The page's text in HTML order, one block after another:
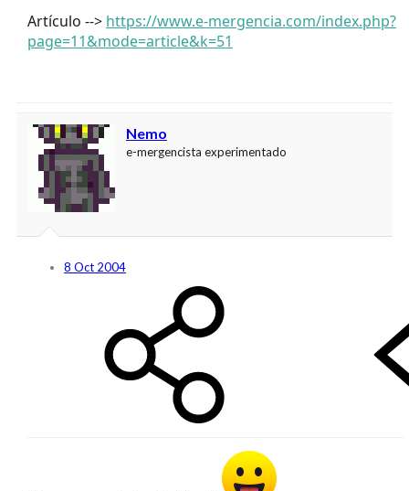
Artículo --> https://www.e-mergencia.com/index.php?
page=11&mode=article&k=51
Nemo
e-mergencista experimentado
8 Oct 2004